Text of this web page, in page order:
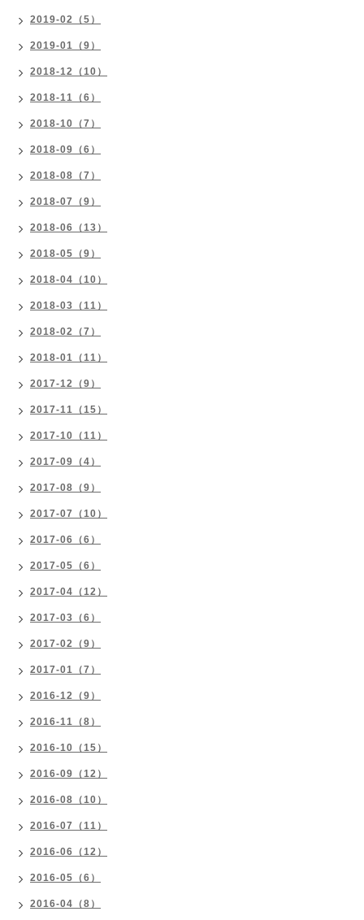
2019-02（5）
2019-01（9）
2018-12（10）
2018-11（6）
2018-10（7）
2018-09（6）
2018-08（7）
2018-07（9）
2018-06（13）
2018-05（9）
2018-04（10）
2018-03（11）
2018-02（7）
2018-01（11）
2017-12（9）
2017-11（15）
2017-10（11）
2017-09（4）
2017-08（9）
2017-07（10）
2017-06（6）
2017-05（6）
2017-04（12）
2017-03（6）
2017-02（9）
2017-01（7）
2016-12（9）
2016-11（8）
2016-10（15）
2016-09（12）
2016-08（10）
2016-07（11）
2016-06（12）
2016-05（6）
2016-04（8）